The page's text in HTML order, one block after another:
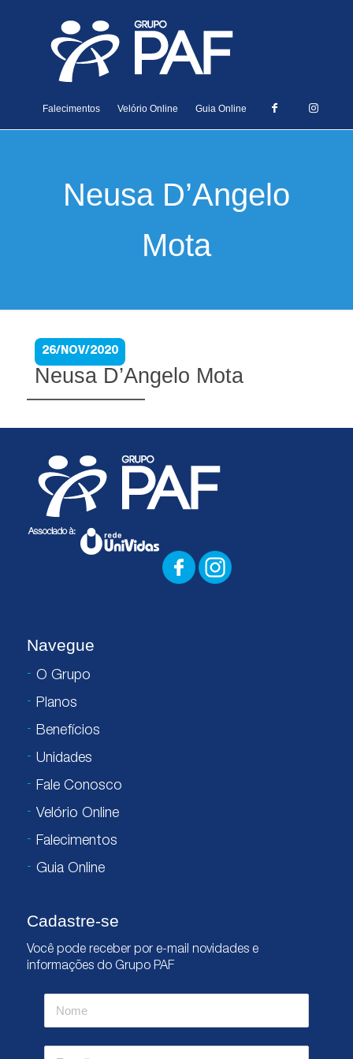
Falecimentos Velório Online Guia Online
Neusa D’Angelo
Mota
26/NOV/2020
Neusa D’Angelo Mota
Navegue
O Grupo
Planos
Benefícios
Unidades
Fale Conosco
Velório Online
Falecimentos
Guia Online
Cadastre-se
Você pode receber por e-mail novidades e
informações do Grupo PAF